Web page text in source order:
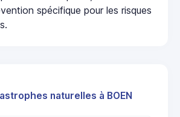
spécifique pour les risques
naturelles à BOEN